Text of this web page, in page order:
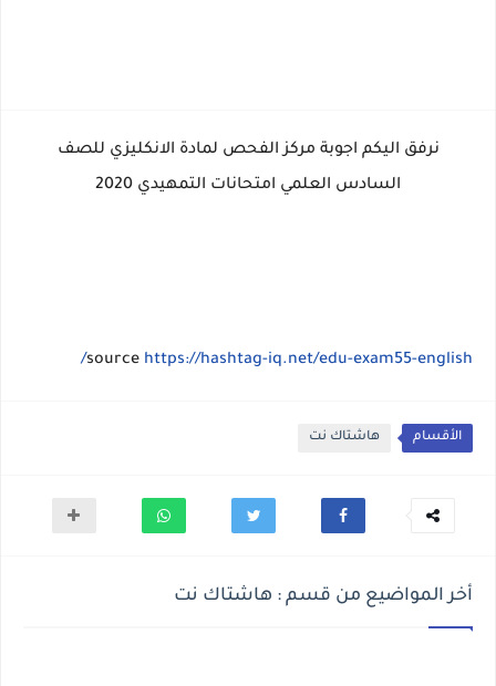
نرفق اليكم اجوبة مركز الفحص لمادة الانكليزي للصف
السادس العلمي امتحانات التمهيدي 2020
source https://hashtag-iq.net/edu-exam55-english/
الأقسام هاشتاك نت
أخر المواضيع من قسم : هاشتاك نت